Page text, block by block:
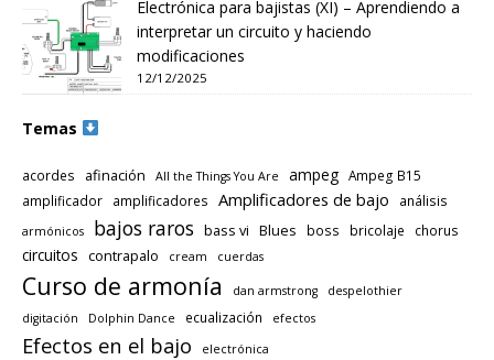
Electrónica para bajistas (XI) – Aprendiendo a
interpretar un circuito y haciendo
modificaciones
12/12/2025
Temas
acordes afinación All the Things You Are ampeg Ampeg B15
amplificador
amplificadores Amplificadores de bajo análisis
armónicos bajos raros bass vi Blues boss bricolaje chorus
circuitos contrapalo cream cuerdas
Curso de armonía dan armstrong
despelothier
digitación
Dolphin Dance ecualización efectos
Efectos en el bajo electrónica